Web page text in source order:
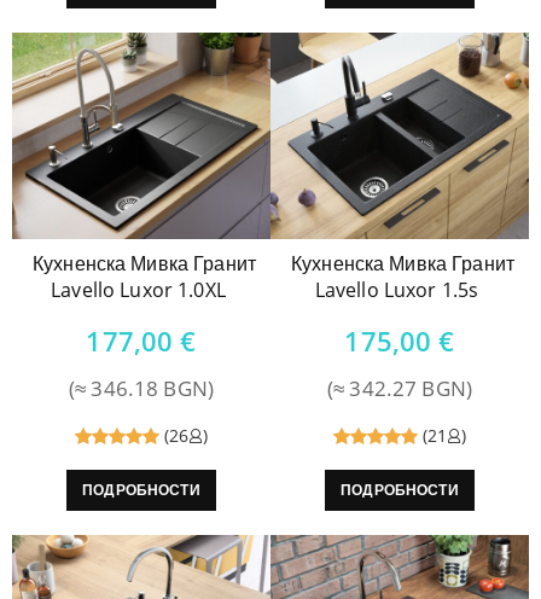
Кухненска Мивка Гранит
Lavello Luxor 1.0XL
177,00€
(≈ 346.18 BGN)
5out of
(26 )
ПОДРОБНОСТИ
Кухненска Мивка Гранит
Lavello Luxor 1.5s
175,00€
(≈ 342.27 BGN)
5out of
(21 )
ПОДРОБНОСТИ